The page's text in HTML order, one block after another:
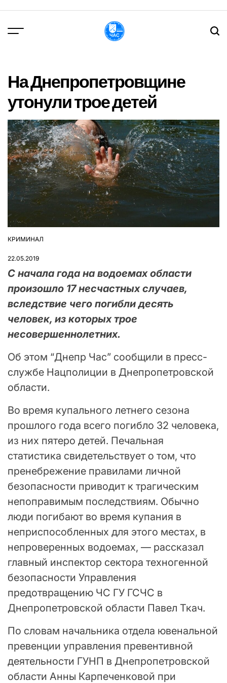
вмісту
На Днепропетровщине
утонули трое детей
ОПУБЛІКУВАТИ
КРИМИНАЛ
22.05.2019
С начала года на водоемах области
произошло 17 несчастных случаев,
вследствие чего погибли десять
человек, из которых трое
несовершеннолетних.
Об этом “Днепр Час” сообщили в пресс-
службе Нацполиции в Днепропетровской
области.
Во время купального летнего сезона
прошлого года всего погибло 32 человека,
из них пятеро детей. Печальная
статистика свидетельствует о том, что
пренебрежение правилами личной
безопасности приводит к трагическим
непоправимым последствиям. Обычно
люди погибают во время купания в
неприспособленных для этого местах, в
непроверенных водоемах, — рассказал
главный инспектор сектора техногенной
безопасности Управления
предотвращению ЧС ГУ ГСЧС в
Днепропетровской области Павел Ткач.
По словам начальника отдела ювенальной
превенции управления превентивной
деятельности ГУНП в Днепропетровской
области Анны Карпеченковой при